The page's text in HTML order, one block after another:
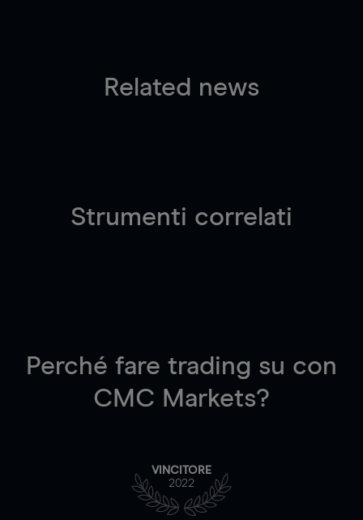
Related news
Strumenti correlati
Perché fare trading su con
CMC Markets?
VINCITORE
2022